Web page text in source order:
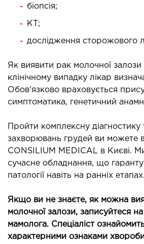
біопсія;
КТ;
дослідження сторожового
Як виявити рак молочної
клінічному випадку лікар
Обов'язково враховується
симптоматика, генетичний
Пройти комплексну діагностику
захворювань грудей ви можете в
CONSILIUM MEDICAL в Києві.
сучасне обладнання, що
патології навіть на ранніх етапах.
Якщо ви не знаєте, як можна
молочної залози, записуйтеся
мамолога. Спеціаліст
характерними ознаками